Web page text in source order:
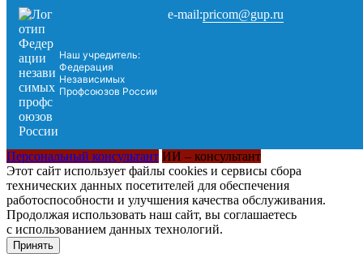
Наш учредитель:
Федерация
Независимых
Профсоюзов России
e-mail:pricom@gup.ru
Персональный консультант ИИ – консультант
Этот сайт использует файлы cookies и сервисы сбора
технических данных посетителей для обеспечения
работоспособности и улучшения качества обслуживания.
Продолжая использовать наш сайт, вы соглашаетесь
с использованием данных технологий.
Принять